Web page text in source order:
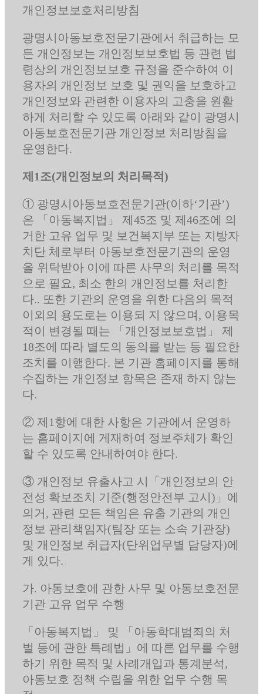
개인정보보호처리방침
광명시아동보호전문기관에서 취급하는 모
든 개인정보는 개인정보보호법 등 관련 법
령상의 개인정보보호 규정을 준수하여 이
용자의 개인정보 보호 및 권익을 보호하고
개인정보와 관련한 이용자의 고충을 원활
하게 처리할 수 있도록 아래와 같이 광명시
아동보호전문기관 개인정보 처리방침을
운영한다.
제1조(개인정보의 처리목적)
① 광명시아동보호전문기관(이하‘기관’)
은 「아동복지법」 제45조 및 제46조에 의
거한 고유 업무 및 보건복지부 또는 지방자
치단 체로부터 아동보호전문기관의 운영
을 위탁받아 이에 따른 사무의 처리를 목적
으로 필요, 최소 한의 개인정보를 처리한
다.. 또한 기관의 운영을 위한 다음의 목적
이외의 용도로는 이용되 지 않으며, 이용목
적이 변경될 때는 「개인정보보호법」 제
18조에 따라 별도의 동의를 받는 등 필요한
조치를 이행한다. 본 기관 홈페이지를 통해
수집하는 개인정보 항목은 존재 하지 않는
다.
② 제1항에 대한 사항은 기관에서 운영하
는 홈페이지에 게재하여 정보주체가 확인
할 수 있도록 안내하여야 한다.
③ 개인정보 유출사고 시「개인정보의 안
전성 확보조치 기준(행정안전부 고시)」에
의거, 관련 모든 책임은 유출 기관의 개인
정보 관리책임자(팀장 또는 소속 기관장)
및 개인정보 취급자(단위업무별 담당자)에
게 있다.
가. 아동보호에 관한 사무 및 아동보호전문
기관 고유 업무 수행
「아동복지법」 및 「아동학대범죄의 처
벌 등에 관한 특례법」에 따른 업무를 수행
하기 위한 목적 및 사례개입과 통계분석,
아동보호 정책 수립을 위한 업무 수행 목